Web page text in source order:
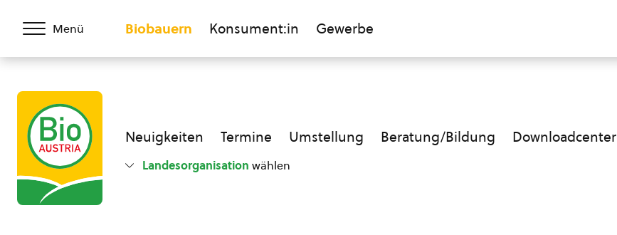
Menü Biobauern Konsument:in Gewerbe
Neuigkeiten Termine Umstellung Beratung/Bildung Downloadcenter
Landesorganisation wählen